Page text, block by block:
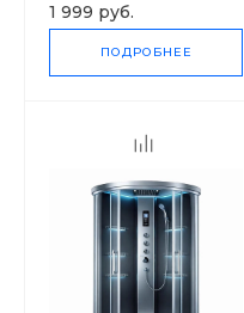
1 999 руб.
ПОДРОБНЕЕ